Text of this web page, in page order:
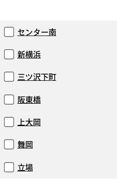
センター南
新横浜
三ツ沢下町
阪東橋
上大岡
舞岡
立場